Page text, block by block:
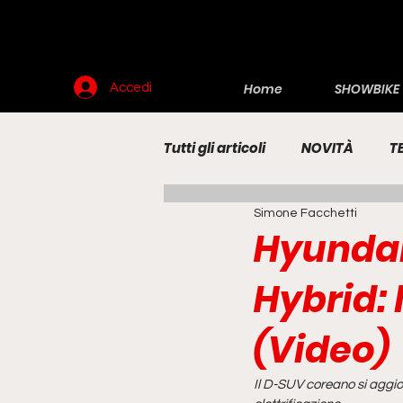
Accedi Home SHOWBIKE
Tutti gli articoli NOVITÀ
RENDERING MOTO
Hybrid:
(Video)
Simone Facchetti
Il D-SUV coreano si